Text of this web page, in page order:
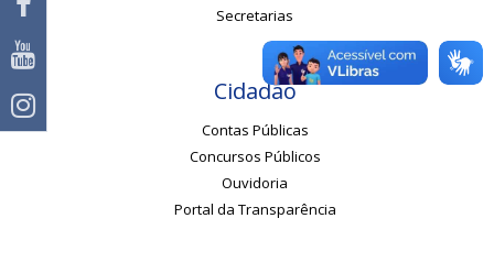
Secretarias
Cidadão
Contas Públicas
Concursos Públicos
Ouvidoria
Portal da Transparência